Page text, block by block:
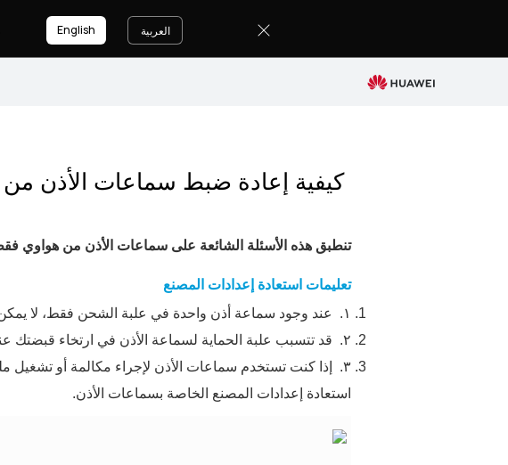
العربية English
كيفية إعادة ضبط سماعات الأذن من
تنطبق هذه الأسئلة الشائعة على سماعات الأذن من هواوي
تعليمات استعادة إعدادات المصنع
١.
عند وجود سماعة أذن واحدة في علبة الشحن فقط، لا
٢.
قد تتسبب علبة الحماية لسماعة الأذن في ارتخاء قبضتك
٣.
إذا كنت تستخدم سماعات الأذن لإجراء مكالمة أو تشغيل
استعادة إعدادات المصنع الخاصة بسماعات الأذن.